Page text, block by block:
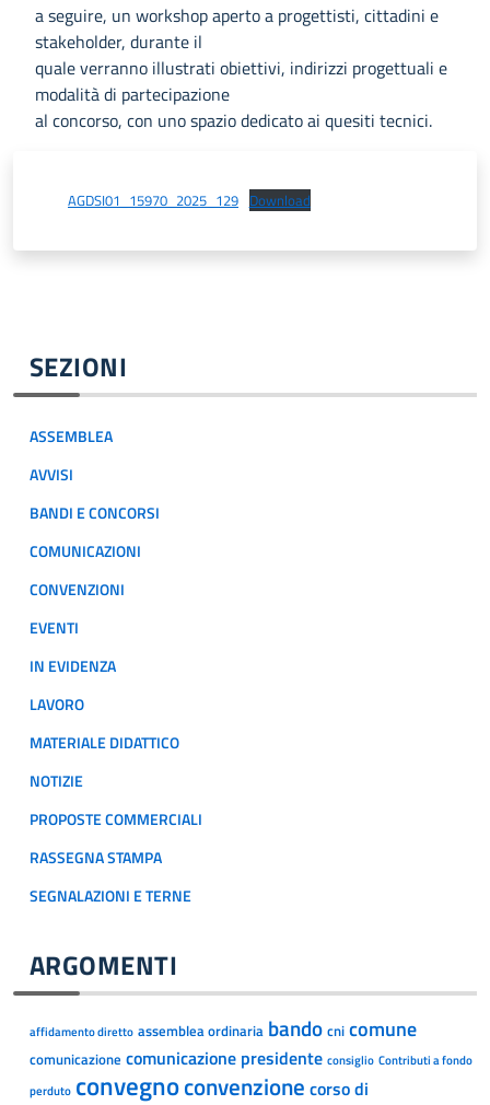
SEZIONI
ASSEMBLEA
AVVISI
BANDI E CONCORSI
COMUNICAZIONI
CONVENZIONI
EVENTI
IN EVIDENZA
LAVORO
MATERIALE DIDATTICO
NOTIZIE
PROPOSTE COMMERCIALI
RASSEGNA STAMPA
SEGNALAZIONI E TERNE
ARGOMENTI
affidamento diretto assemblea ordinaria bando cni comune
comunicazione comunicazione presidente consiglio Contributi a fondo
perduto convegnoconvenzione corso di
a seguire, un workshop aperto a progettisti, cittadini e
stakeholder, durante il
quale verranno illustrati obiettivi, indirizzi progettuali e
modalità di partecipazione
al concorso, con uno spazio dedicato ai quesiti tecnici.
AGDSI01_15970_2025_129 Download